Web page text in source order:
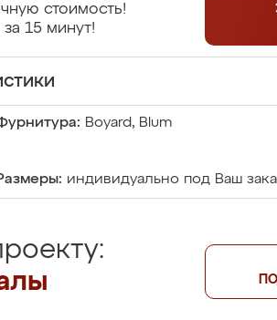
стоимость!
15 минут!
Boyard, Blum
индивидуально под Ваш